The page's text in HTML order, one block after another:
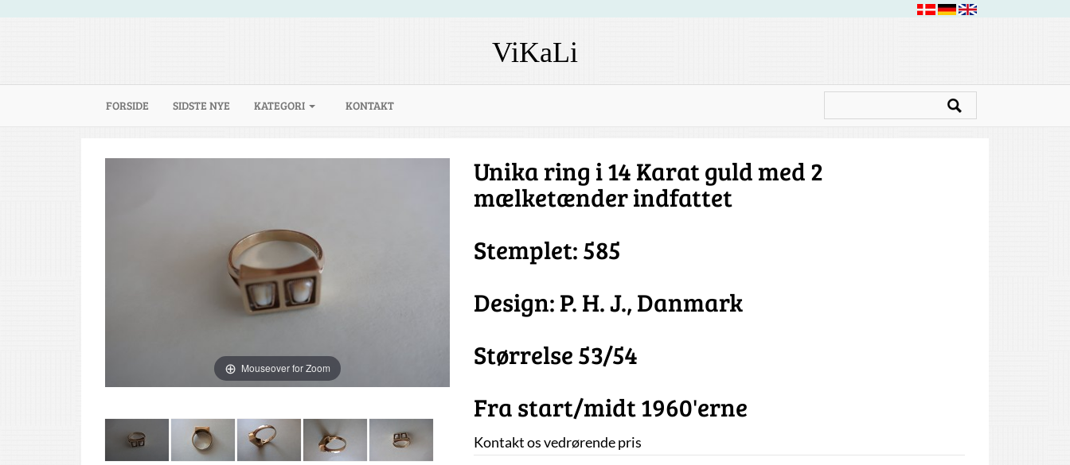
ViKaLi
FORSIDE (CURRENT)
SIDSTE NYE KATEGORI KONTAKT
Mouseover for Zoom
Unika ring i 14 Karat guld med 2
mælketænder indfattet
Stemplet: 585
Design: P. H. J., Danmark
Størrelse 53/54
Fra start/midt 1960'erne
Kontakt os vedrørende pris